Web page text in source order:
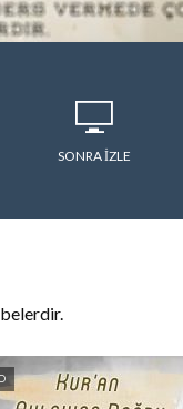
SONRA IZLE